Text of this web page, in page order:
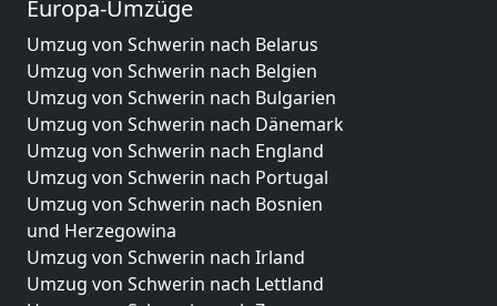
Europa-Umzüge
Umzug von Schwerin nach Belarus
Umzug von Schwerin nach Belgien
Umzug von Schwerin nach Bulgarien
Umzug von Schwerin nach Dänemark
Umzug von Schwerin nach England
Umzug von Schwerin nach Portugal
Umzug von Schwerin nach Bosnien
und Herzegowina
Umzug von Schwerin nach Irland
Umzug von Schwerin nach Lettland